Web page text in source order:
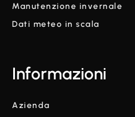
Manutenzione invernale
Dati meteo in scala
Informazioni
Azienda